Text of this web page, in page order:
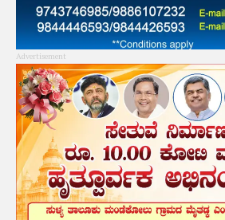
Advertisement